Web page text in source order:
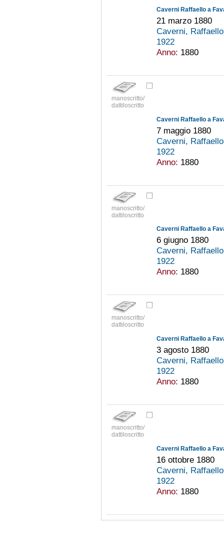
Caverni Raffaello a
21 marzo 1880
Caverni,
1922
Anno: 1880
manoscritto/
dattiloscritto
Caverni Raffaello a
7 maggio 1880
Caverni,
1922
Anno: 1880
manoscritto/
dattiloscritto
Caverni Raffaello a
6 giugno 1880
Caverni,
1922
Anno: 1880
manoscritto/
dattiloscritto
Caverni Raffaello a
3 agosto 1880
Caverni,
1922
Anno: 1880
manoscritto/
dattiloscritto
Caverni Raffaello a
16 ottobre 1880
Caverni,
1922
Anno: 1880